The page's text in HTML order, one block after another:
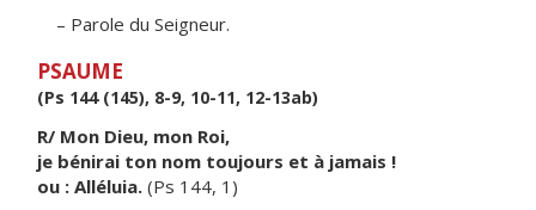
– Parole du Seigneur.
PSAUME
(Ps 144 (145), 8-9, 10-11, 12-13ab)
R/ Mon Dieu, mon Roi,
je bénirai ton nom toujours et à jamais !
ou : Alléluia. (Ps 144, 1)